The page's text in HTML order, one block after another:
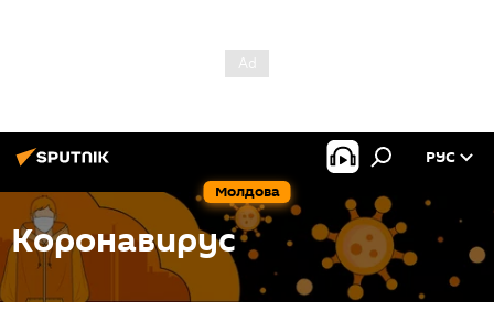
Молдова
РУС
Коронавирус